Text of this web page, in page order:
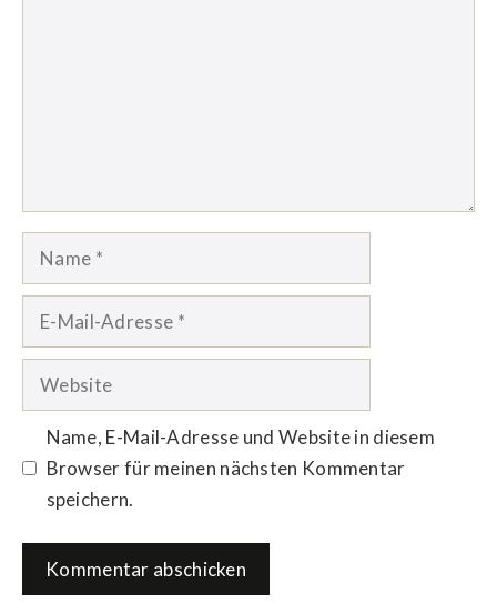
Name
Website
Name, E-Mail-Adresse und Website in diesem
Browser für meinen nächsten Kommentar
speichern.